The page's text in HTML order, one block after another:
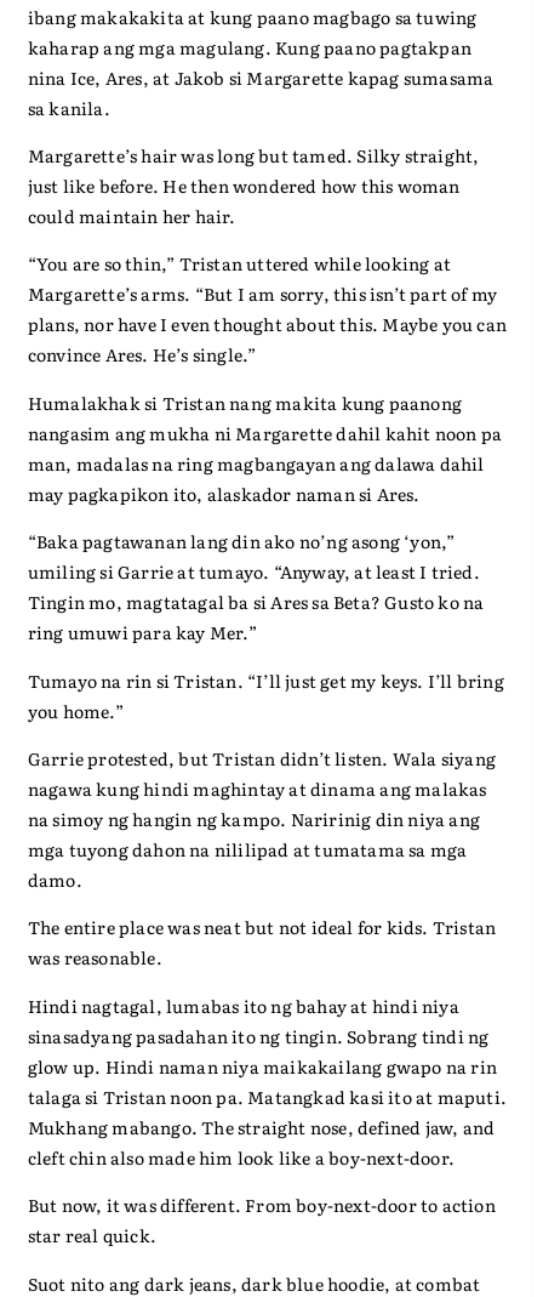
ibang makakakita at kung paano magbago sa tuwing
kaharap ang mga magulang. Kung paano pagtakpan
nina Ice, Ares, at Jakob si Margarette kapag sumasama
sa kanila.
Margarette’s hair was long but tamed. Silky straight,
just like before. He then wondered how this woman
could maintain her hair.
“You are so thin,” Tristan uttered while looking at
Margarette’s arms. “But I am sorry, this isn’t part of my
plans, nor have I even thought about this. Maybe you can
convince Ares. He’s single.”
Humalakhak si Tristan nang makita kung paanong
nangasim ang mukha ni Margarette dahil kahit noon pa
man, madalas na ring magbangayan ang dalawa dahil
may pagkapikon ito, alaskador naman si Ares.
“Baka pagtawanan lang din ako no’ng asong ‘yon,”
umiling si Garrie at tumayo. “Anyway, at least I tried.
Tingin mo, magtatagal ba si Ares sa Beta? Gusto ko na
ring umuwi para kay Mer.”
Tumayo na rin si Tristan. “I’ll just get my keys. I’ll bring
you home.”
Garrie protested, but Tristan didn’t listen. Wala siyang
nagawa kung hindi maghintay at dinama ang malakas
na simoy ng hangin ng kampo. Naririnig din niya ang
mga tuyong dahon na nililipad at tumatama sa mga
damo.
The entire place was neat but not ideal for kids. Tristan
was reasonable.
Hindi nagtagal, lumabas ito ng bahay at hindi niya
sinasadyang pasadahan ito ng tingin. Sobrang tindi ng
glow up. Hindi naman niya maikakailang gwapo na rin
talaga si Tristan noon pa. Matangkad kasi ito at maputi.
Mukhang mabango. The straight nose, defined jaw, and
cleft chin also made him look like a boy-next-door.
But now, it was different. From boy-next-door to action
star real quick.
Suot nito ang dark jeans, dark blue hoodie, at combat